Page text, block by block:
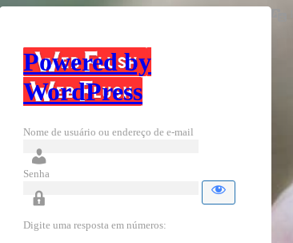
Powered by
WordPress
Nome de usuário ou endereço de e-mail
Senha
Digite uma resposta em números: